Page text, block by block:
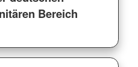
Bereich